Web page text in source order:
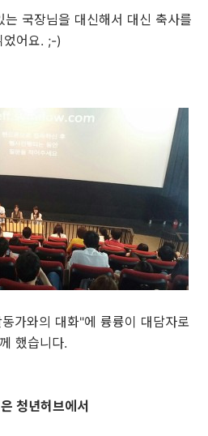
국장님을 대신해서 대신 축사를
었어요. ;-)
가와의 대화"에 륭륭이 대담자로
했습니다.
청년허브에서